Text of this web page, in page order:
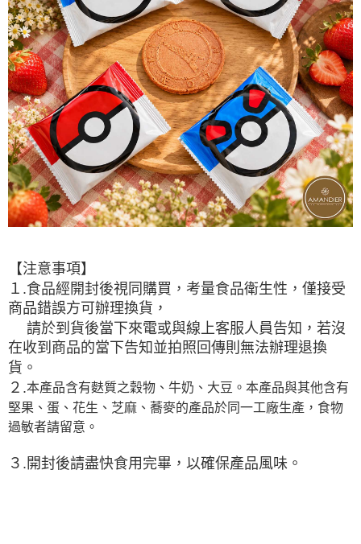
【注意事項】
１.食品經開封後視同購買，考量食品衛生性，僅接受
商品錯誤方可辦理換貨，
請於到貨後當下來電或與線上客服人員告知，若沒
在收到商品的當下告知並拍照回傳則無法辦理退換
貨。
２.本產品含有麩質之穀物、牛奶、大豆。本產品與其他含有
堅果、蛋、花生、芝麻、蕎麥的產品於同一工廠生產，食物
過敏者請留意。
３.開封後請盡快食用完畢，以確保產品風味。